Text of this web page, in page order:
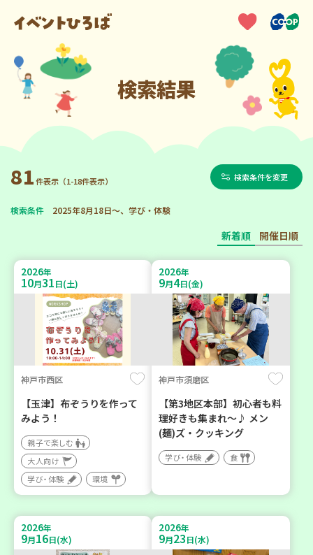
検索結果
81件表示（1-18件表示） 検索条件を変更
検索条件 2025年8月18日～、学び・体験
新着順 開催日順
2026年
10月31日(土)
神戸市西区
【玉津】布ぞうりを作って
みよう！
親子で楽しむ
大人向け
学び・体験
環境
2026年
9月4日(金)
神戸市須磨区
【第3地区本部】初心者も料
理好きも集まれ～♪ メン
(麺)ズ・クッキング
学び・体験 食
2026年
9月16日(水)
2026年
9月23日(水)